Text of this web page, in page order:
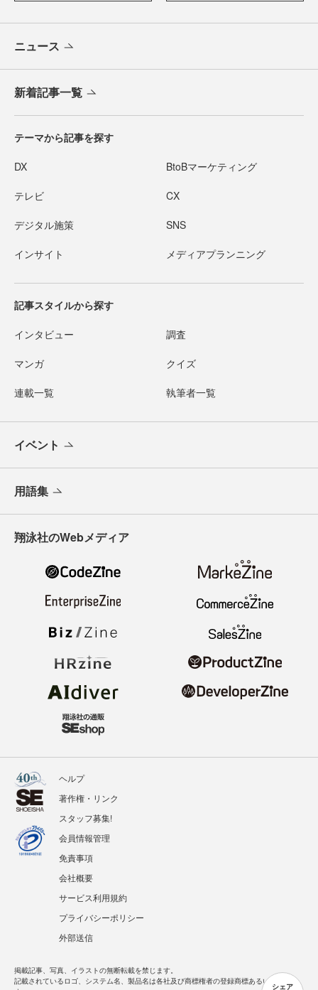
シェア
ニュース
新着記事一覧
テーマから記事を探す
DX BtoBマーケティング
テレビ CX
デジタル施策 SNS
インサイト メディアプランニング
記事スタイルから探す
インタビュー 調査
マンガ クイズ
連載一覧 執筆者一覧
イベント
用語集
翔泳社のWebメディア
ヘルプ
著作権・リンク
スタッフ募集!
会員情報管理
免責事項
会社概要
サービス利用規約
プライバシーポリシー
外部送信
掲載記事、写真、イラストの無断転載を禁じます。
記載されているロゴ、システム名、製品名は各社及び商標権者の登録商標あるいは商標で